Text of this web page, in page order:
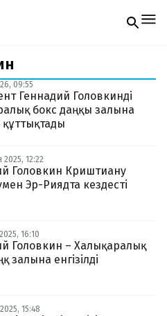
сайын электронды
Жаңа нөмір
Тек email
09:55
Геннадий Головкинді
бокс даңқы залына
құттықтады
12:22
Головкин Криштиану
Эр-Риядта кездесті
16:10
Головкин – Халықаралық
залына енгізілді
15:48